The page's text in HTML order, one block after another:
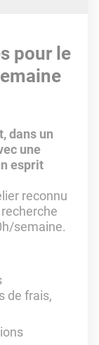
pour le
dans un
une
esprit
reconnu
semaine.
de frais,